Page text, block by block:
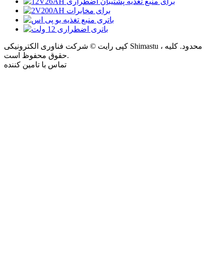
کپی رایت © شرکت فناوری الکترونیکی Shimastu ، محدود. کلیه
حقوق محفوظ است.
تماس با تامین کننده